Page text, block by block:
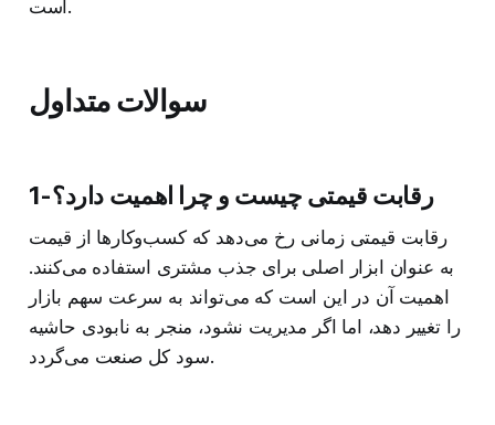
است.
سوالات متداول
1-رقابت قیمتی چیست و چرا اهمیت دارد؟
رقابت قیمتی زمانی رخ می‌دهد که کسب‌وکارها از قیمت
به عنوان ابزار اصلی برای جذب مشتری استفاده می‌کنند.
اهمیت آن در این است که می‌تواند به سرعت سهم بازار
را تغییر دهد، اما اگر مدیریت نشود، منجر به نابودی حاشیه
سود کل صنعت می‌گردد.